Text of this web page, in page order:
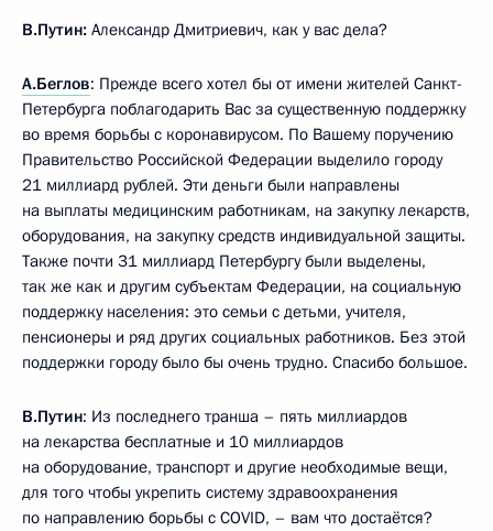
В.Путин: Александр Дмитриевич, как у вас дела?
А.Беглов: Прежде всего хотел бы от имени жителей Санкт-
Петербурга поблагодарить Вас за существенную поддержку
во время борьбы с коронавирусом. По Вашему поручению
Правительство Российской Федерации выделило городу
21 миллиард рублей. Эти деньги были направлены
на выплаты медицинским работникам, на закупку лекарств,
оборудования, на закупку средств индивидуальной защиты.
Также почти 31 миллиард Петербургу были выделены,
так же как и другим субъектам Федерации, на социальную
поддержку населения: это семьи с детьми, учителя,
пенсионеры и ряд других социальных работников. Без этой
поддержки городу было бы очень трудно. Спасибо большое.
В.Путин: Из последнего транша – пять миллиардов
на лекарства бесплатные и 10 миллиардов
на оборудование, транспорт и другие необходимые вещи,
для того чтобы укрепить систему здравоохранения
по направлению борьбы с COVID, – вам что достаётся?